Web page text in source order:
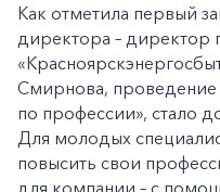
Как отметила первый
директора –
Смирнова, проведение
по профессии», стало
Для молодых
повысить свои
для компании – с